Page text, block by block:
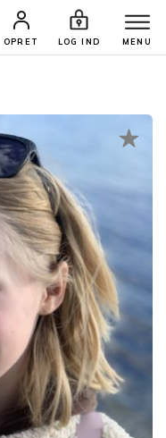
OPRET LOG IND MENU
SØG PROFIL